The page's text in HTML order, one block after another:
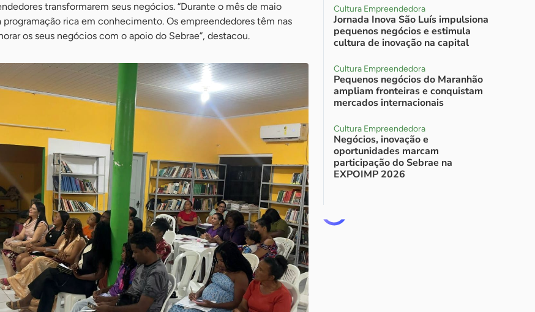
transformarem seus negócios. “Durante o mês de maio
rica em conhecimento. Os empreendedores têm nas
os seus negócios com o apoio do Sebrae”, destacou.
Cultura Empreendedora
Jornada Inova São Luís impulsiona
pequenos negócios e estimula
cultura de inovação na capital
Cultura Empreendedora
Pequenos negócios do Maranhão
ampliam fronteiras e conquistam
mercados internacionais
Cultura Empreendedora
Negócios, inovação e
oportunidades marcam
participação do Sebrae na
EXPOIMP 2026